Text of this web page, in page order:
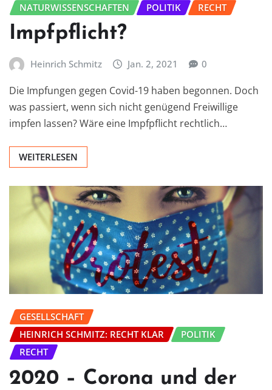
NATURWISSENSCHAFTEN
POLITIK RECHT
Impfpflicht?
Heinrich Schmitz Jan. 2, 2021 0
Die Impfungen gegen Covid-19 haben begonnen. Doch
was passiert, wenn sich nicht genügend Freiwillige
impfen lassen? Wäre eine Impfpflicht rechtlich…
WEITERLESEN
GESELLSCHAFT
HEINRICH SCHMITZ: RECHT KLAR
POLITIK
RECHT
2020 – Corona und der